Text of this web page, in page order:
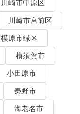
川崎市中原区
川崎市宮前区
原市緑区
横須賀市
小田原市
秦野市
海老名市